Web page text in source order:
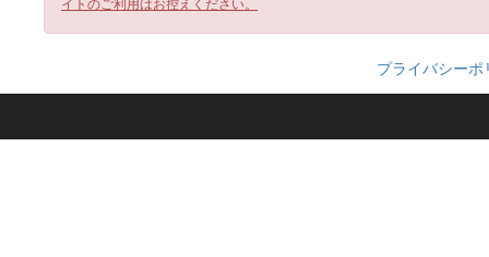
イトのご利用はお控えください。
プライバシーポ